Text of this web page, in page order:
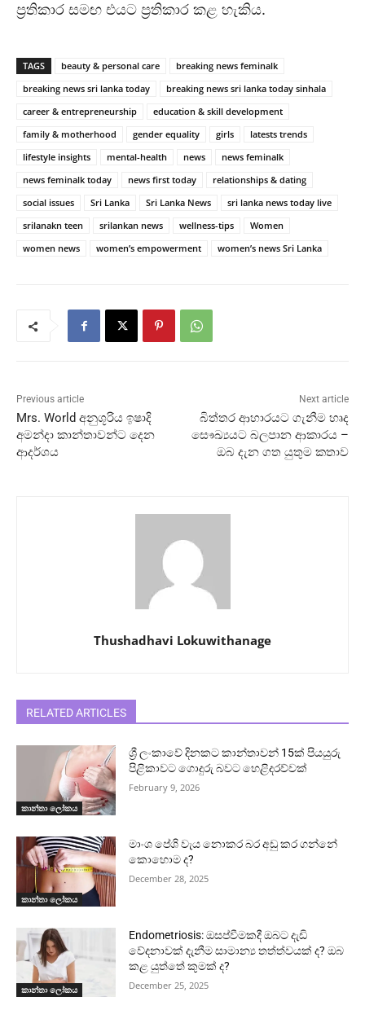
ප්‍රතිකාර සමඟ එයට ප්‍රතිකාර කළ හැකිය.
TAGS beauty & personal care
breaking news feminalk
breaking news sri lanka today
breaking news sri lanka today sinhala
career & entrepreneurship
education & skill development
family & motherhood
gender equality girls
latests trends
lifestyle insights
mental-health news
news feminalk
news feminalk today
news first today
relationships & dating
social issues
Sri Lanka Sri Lanka News
sri lanka news today live
srilanakn teen
srilankan news wellness-tips
Women
women news
women’s empowerment women’s news Sri Lanka
Previous article
Mrs. World අනුශූරිය ඉෂාදි
අමන්දා කාන්තාවන්ට දෙන
ආදර්ශය
Next article
බිත්තර ආහාරයට ගැනීම හෘද
සෞඛ්‍යයට බලපාන ආකාරය –
ඔබ දැන ගත යුතුම කතාව
Thushadhavi Lokuwithanage
RELATED ARTICLES
කාන්තා ලෝකය
ශ්‍රී ලංකාවේ දිනකට කාන්තාවන් 15ක් පියයුරු
පිළිකාවට ගොදුරු බවට හෙළිදරව්වක්
February 9, 2026
කාන්තා ලෝකය
මාංශ පේශි වැය නොකර බර අඩු කර ගන්නේ
කොහොම ද?
December 28, 2025
කාන්තා ලෝකය
Endometriosis: ඔසප්වීමකදී ඔබට දැඩි
වේදනාවක් දැනීම සාමාන්‍ය තත්ත්වයක් ද? ඔබ
කළ යුත්තේ කුමක් ද?
December 25, 2025